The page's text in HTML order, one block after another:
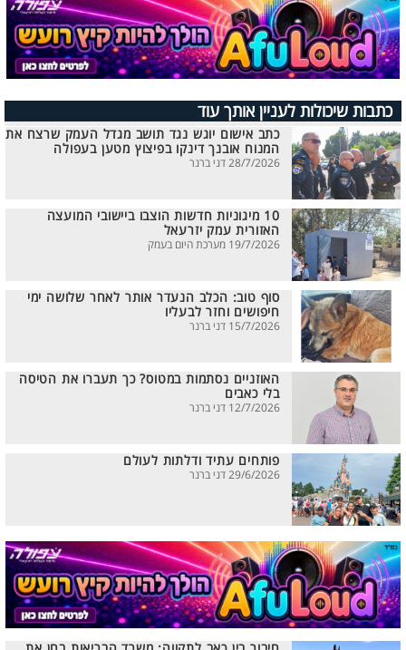
כתבות שיכולות לעניין אותך עוד
כתב אישום יוגש נגד תושב מגדל העמק שרצח את
המנוח אובנך דינקו בפיצוץ מטען בעפולה
28/7/2026 דני ברנר
10 מיגוניות חדשות הוצבו ביישובי המועצה
האזורית עמק יזרעאל
19/7/2026 מערכת היום בעמק
סוף טוב: הכלב הנעדר אותר לאחר שלושה ימי
חיפושים וחזר לבעליו
15/7/2026 דני ברנר
האוזניים נסתמות במטוס? כך תעברו את הטיסה
בלי כאבים
12/7/2026 דני ברנר
פותחים עתיד ודלתות לעולם
29/6/2026 דני ברנר